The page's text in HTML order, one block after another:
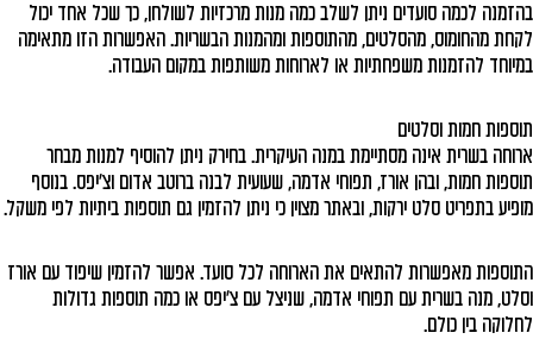
בהזמנה לכמה סועדים ניתן לשלב כמה מנות מרכזיות לשולחן, כך שכל אחד יכול
לקחת מהחומוס, מהסלטים, מהתוספות ומהמנות הבשריות. האפשרות הזו מתאימה
במיוחד להזמנות משפחתיות או לארוחות משותפות במקום העבודה.
תוספות חמות וסלטים
ארוחה בשרית אינה מסתיימת במנה העיקרית. בחירק ניתן להוסיף למנות מבחר
תוספות חמות, ובהן אורז, תפוחי אדמה, שעועית לבנה ברוטב אדום וצ'יפס. בנוסף
מופיע בתפריט סלט ירקות, ובאתר מצוין כי ניתן להזמין גם תוספות ביתיות לפי משקל.
התוספות מאפשרות להתאים את הארוחה לכל סועד. אפשר להזמין שיפוד עם אורז
וסלט, מנה בשרית עם תפוחי אדמה, שניצל עם צ'יפס או כמה תוספות גדולות
לחלוקה בין כולם.